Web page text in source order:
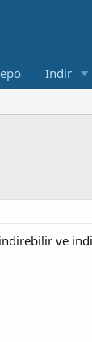
İndir
ve